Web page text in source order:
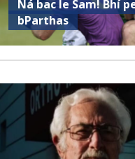
Ná bac le Sam! Bhí
bParthas